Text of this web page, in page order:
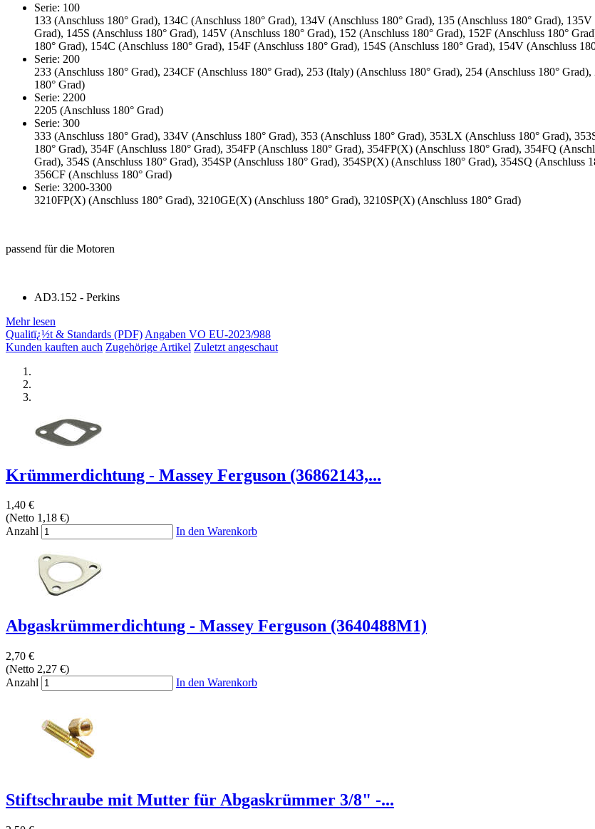
Serie: 100
133 (Anschluss 180° Grad), 134C (Anschluss 180° Grad), 134V (Anschluss 180° Grad), 135 (Anschluss 180° Grad),
Grad), 145S (Anschluss 180° Grad), 145V (Anschluss 180° Grad), 152 (Anschluss 180° Grad), 152F (Anschluss 180°
180° Grad), 154C (Anschluss 180° Grad), 154F (Anschluss 180° Grad), 154S (Anschluss 180° Grad), 154V (Anschluss
Serie: 200
233 (Anschluss 180° Grad), 234CF (Anschluss 180° Grad), 253 (Italy) (Anschluss 180° Grad), 254 (Anschluss 180°
180° Grad)
Serie: 2200
2205 (Anschluss 180° Grad)
Serie: 300
333 (Anschluss 180° Grad), 334V (Anschluss 180° Grad), 353 (Anschluss 180° Grad), 353LX (Anschluss 180° Grad),
180° Grad), 354F (Anschluss 180° Grad), 354FP (Anschluss 180° Grad), 354FP(X) (Anschluss 180° Grad), 354FQ
Grad), 354S (Anschluss 180° Grad), 354SP (Anschluss 180° Grad), 354SP(X) (Anschluss 180° Grad), 354SQ
356CF (Anschluss 180° Grad)
Serie: 3200-3300
3210FP(X) (Anschluss 180° Grad), 3210GE(X) (Anschluss 180° Grad), 3210SP(X) (Anschluss 180° Grad)
passend für die Motoren
AD3.152 - Perkins
Mehr lesen
Qualitï¿½t & Standards (PDF) Angaben VO EU-2023/988
Kunden kauften auch Zugehörige Artikel Zuletzt angeschaut
Krümmerdichtung - Massey Ferguson (36862143,...
1,40 €
(Netto 1,18 €)
Anzahl
In den Warenkorb
Abgaskrümmerdichtung - Massey Ferguson (3640488M1)
2,70 €
(Netto 2,27 €)
Anzahl
In den Warenkorb
Stiftschraube mit Mutter für Abgaskrümmer 3/8" -...